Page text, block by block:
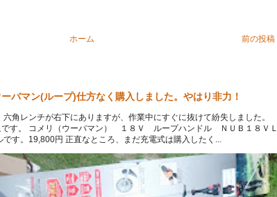
前の投稿
ホーム
バマン(ループ)仕方なく購入しました。やはり非力！
角レンチが右下にありますが、作業中にすぐに抜けて紛失しました。
です。 コメリ（ウーバマン） １８Ｖ ループハンドル ＮＵＢ１８ＶＬ
す。19,800円 正直なところ、まだ充電式は購入したく...